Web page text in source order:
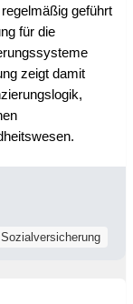
geführt
für die
zeigt damit
Sozialversicherung